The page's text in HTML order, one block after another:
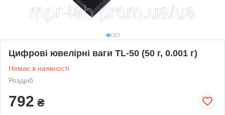
Цифрові ювелірні ваги TL-50 (50 г, 0.001 г)
Немає в наявності
Роздріб
792 ₴